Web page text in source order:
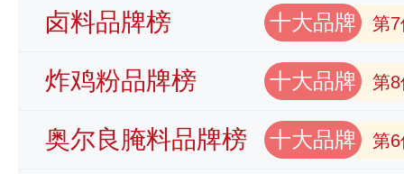
卤料品牌榜 十大品牌 第7
炸鸡粉品牌榜 十大品牌 第8
奥尔良腌料品牌榜 十大品牌 第6